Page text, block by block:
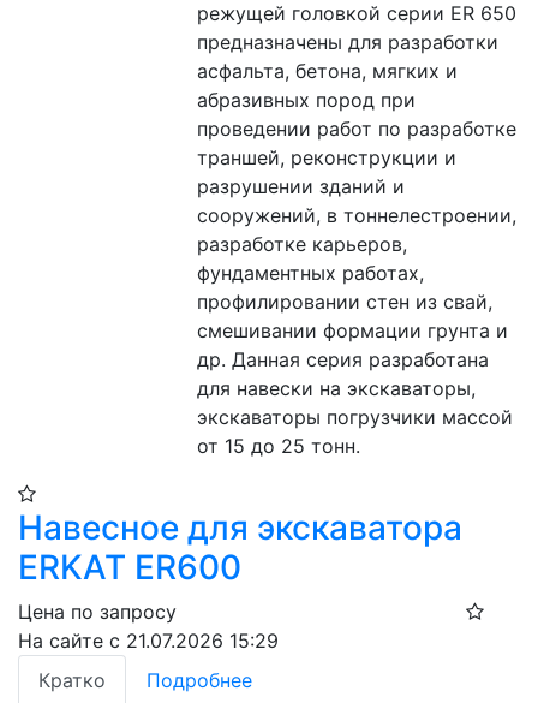
режущей головкой серии ER 650
предназначены для разработки
асфальта, бетона, мягких и
абразивных пород при
проведении работ по разработке
траншей, реконструкции и
разрушении зданий и
сооружений, в тоннелестроении,
разработке карьеров,
фундаментных работах,
профилировании стен из свай,
смешивании формации грунта и
др. Данная серия разработана
для навески на экскаваторы,
экскаваторы погрузчики массой
от 15 до 25 тонн.
Навесное для экскаватора
ERKAT ER600
Цена по запросу
На сайте с 21.07.2026 15:29
Кратко
Подробнее